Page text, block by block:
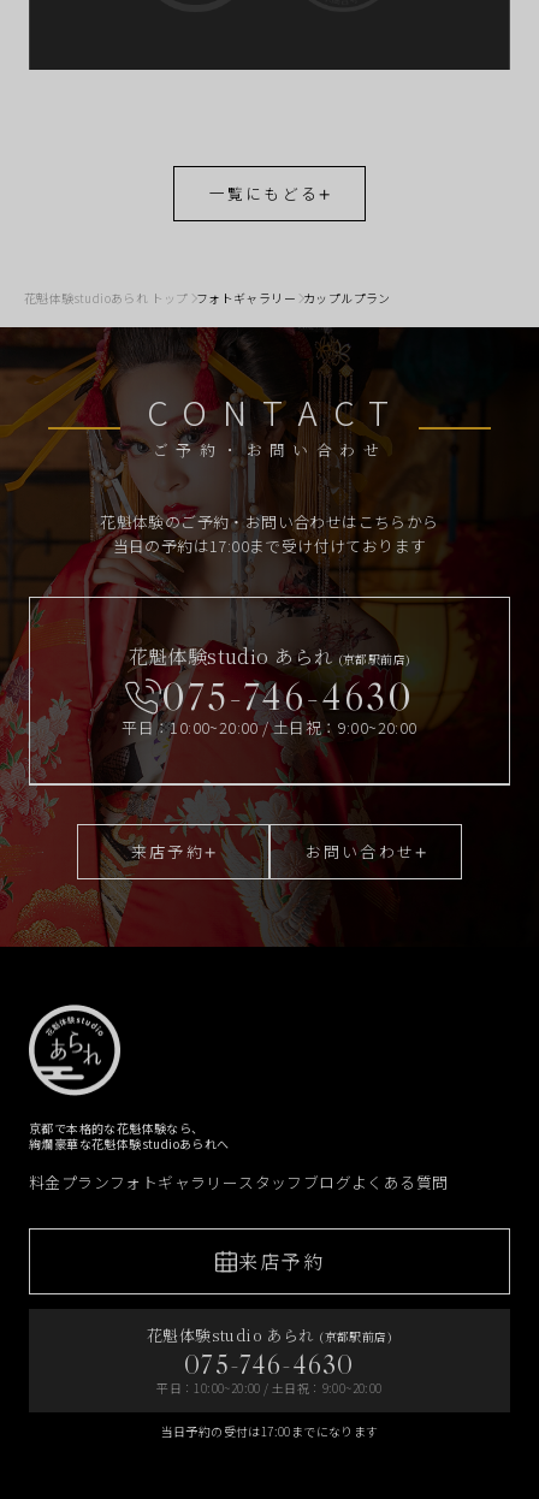
一覧にもどる
花魁体験studioあられ トップ フォトギャラリー カップルプラン
CONTACT
ご予約・お問い合わせ
花魁体験のご予約・お問い合わせはこちらから
当日の予約は17:00まで受け付けております
花魁体験studio あられ (京都駅前店)
075-746-4630
平日：10:00~20:00 / 土日祝：9:00~20:00
来店予約 お問い合わせ
京都で本格的な花魁体験なら、
絢爛豪華な花魁体験studioあられへ
料金プランフォトギャラリースタッフブログよくある質問
来店予約
花魁体験studio あられ (京都駅前店)
075-746-4630
平日：10:00~20:00 / 土日祝：9:00~20:00
当日予約の受付は17:00までになります